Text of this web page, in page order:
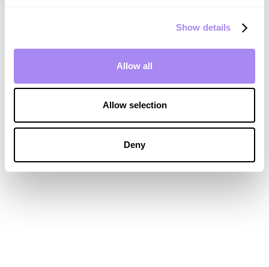
Show details
Allow all
Allow selection
Deny